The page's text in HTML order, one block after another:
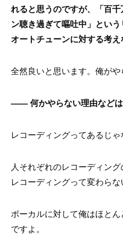
れると思うのですが、「百
ン聴き過ぎて嘔吐中」とい
オートチューンに対する考え
全然良いと思います。俺がや
—— 何かやらない理由などは
レコーディングってあるじゃ
人それぞれのレコーディン
レコーディングって変わらな
ボーカルに対して俺はほと
ですよ。